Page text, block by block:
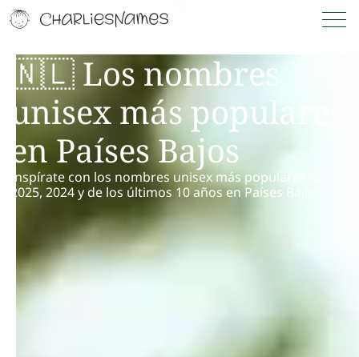
🇳🇱 Los nombres
unisex más populares
en Países Bajos
Inspírate con los nombres unisex más populares de
2025, 2024 y de los últimos 10 años en Países Bajos.